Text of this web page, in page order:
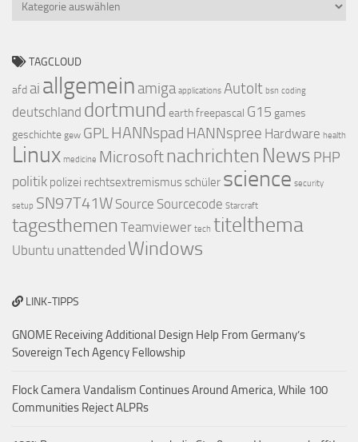
TAGCLOUD
afd ai allgemein amiga applications AutoIt bsn coding
deutschland dortmund earthfreepascal G15 games
geschichte gew GPLHANNspad HANNspree Hardware health
Linux medicine Microsoft nachrichten News PHP
politik polizei rechtsextremismusschüler science security
setup SN97T41W Source Sourcecode Starcraft
tagesthemen Teamviewer tech titelthema
Ubuntu unattended Windows
LINK-TIPPS
GNOME Receiving Additional Design Help From Germany’s
Sovereign Tech Agency Fellowship
Flock Camera Vandalism Continues Around America, While 100
Communities Reject ALPRs